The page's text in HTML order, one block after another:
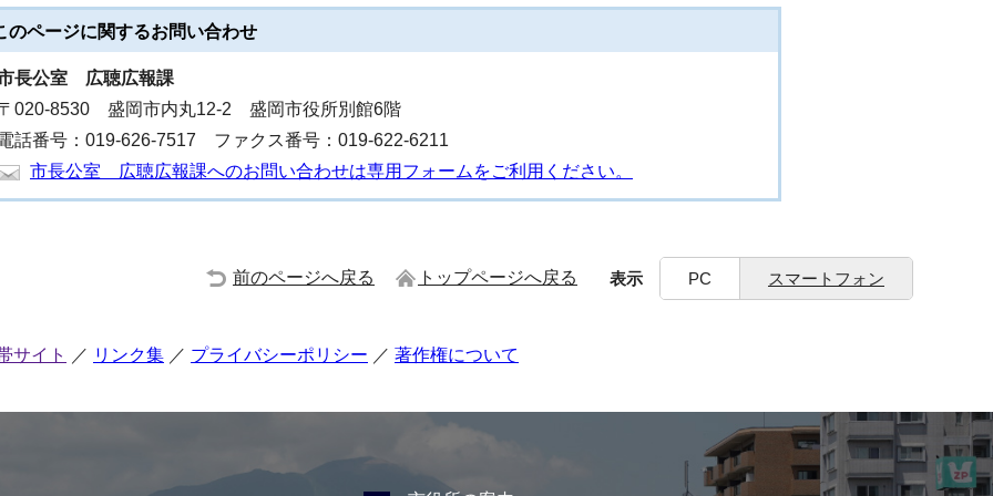
のページに関するお問い合わせ
長公室 広聴広報課
020-8530 盛岡市内丸12-2 盛岡市役所別館6階
話番号：019-626-7517 ファクス番号：019-622-6211
市長公室 広聴広報課へのお問い合わせは専用フォームをご利用ください。
前のページへ戻る トップページへ戻る 表示 PC スマートフォン
サイト リンク集 プライバシーポリシー 著作権について